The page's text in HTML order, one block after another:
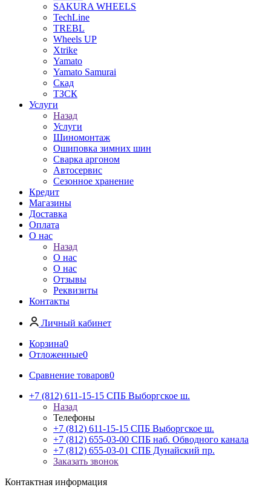
SAKURA WHEELS
TechLine
TREBL
Wheels UP
Xtrike
Yamato
Yamato Samurai
Скад
ТЗСК
Услуги
Назад
Услуги
Шиномонтаж
Ошиповка зимних шин
Сварка аргоном
Автосервис
Сезонное хранение
Кредит
Магазины
Доставка
Оплата
О нас
Назад
О нас
О нас
Отзывы
Реквизиты
Контакты
Личный кабинет
Корзина0
Отложенные0
Сравнение товаров0
+7 (812) 611-15-15 СПБ Выборгское ш.
Назад
Телефоны
+7 (812) 611-15-15 СПБ Выборгское ш.
+7 (812) 655-03-00 СПБ наб. Обводного канала
+7 (812) 655-03-01 СПБ Дунайский пр.
Заказать звонок
Контактная информация